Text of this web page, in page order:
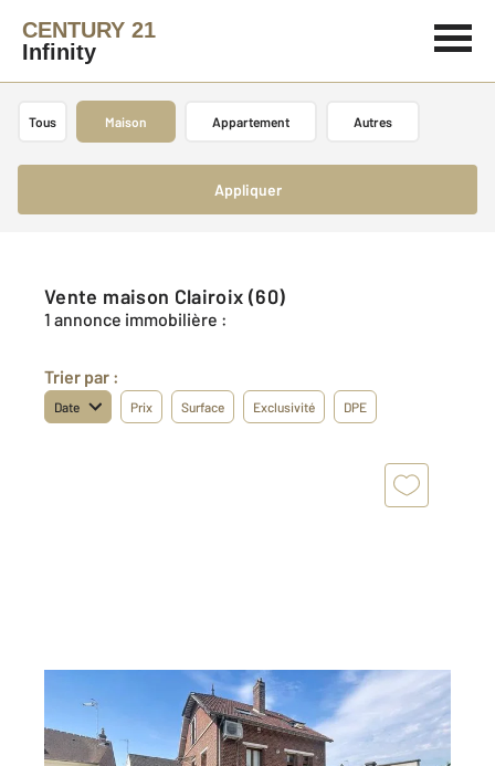
CENTURY 21
Infinity
Tous Maison Appartement Autres
Appliquer
Vente maison Clairoix (60)
1 annonce immobilière :
Trier par :
Date Prix Surface Exclusivité DPE
CLAIROIX 60
94,23 m
, 5 pièces
Ref : 18128